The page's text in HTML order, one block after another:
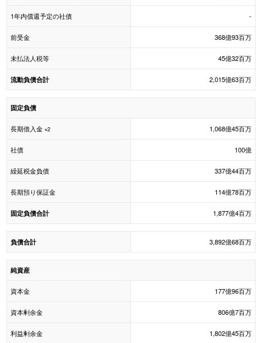
1年内償還予定の社債 -
前受金 368億93百万
未払法人税等 45億32百万
流動負債合計 2,015億63百万
固定負債
長期借入金 ※2 1,068億45百万
社債 100億
繰延税金負債 337億44百万
長期預り保証金 114億78百万
固定負債合計 1,877億4百万
負債合計 3,892億68百万
純資産
資本金 177億96百万
資本剰余金 806億7百万
利益剰余金 1,802億45百万